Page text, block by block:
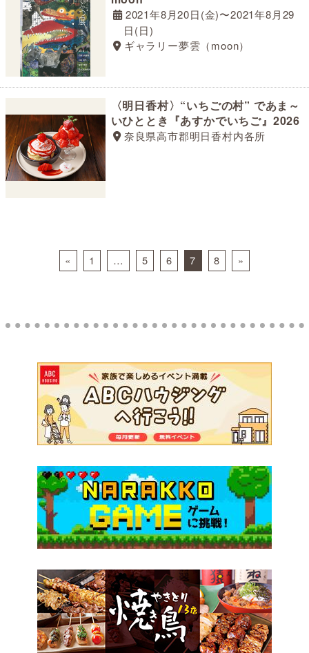
2021年8月20日(金)〜2021年8月29
日(日)
ギャラリー夢雲（moon）
〈明日香村〉“いちごの村” であま～
いひととき『あすかでいちご』2026
奈良県高市郡明日香村内各所
Posts navigation
« 1 … 5 6 7 8 »